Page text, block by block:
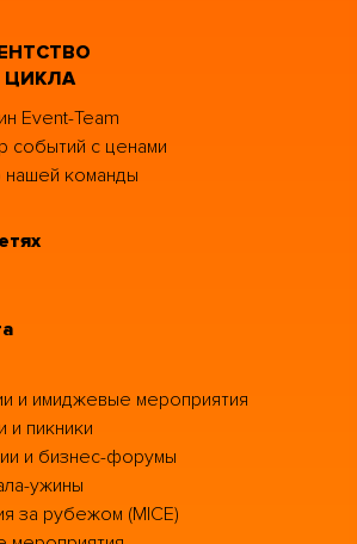
Event-Team
событий с ценами
команды
и имиджевые мероприятия
и пикники
и бизнес-форумы
ужины
за рубежом (MICE)